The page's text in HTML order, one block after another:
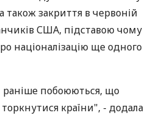
також закриття в червоній
США, підставою чому
націоналізацію ще одного
раніше побоюються, що
країни", - додала